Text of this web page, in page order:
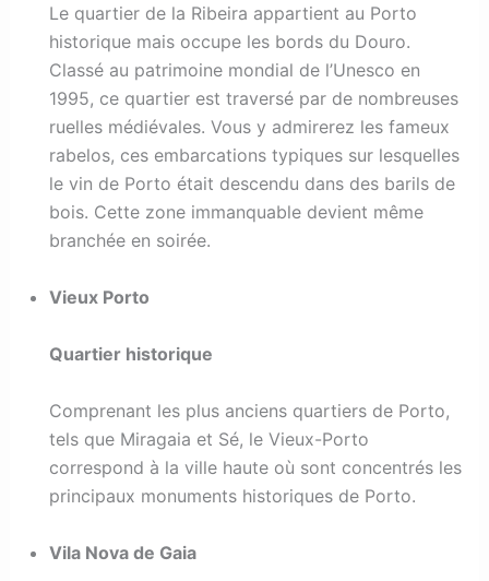
Le quartier de la Ribeira appartient au Porto
historique mais occupe les bords du Douro.
Classé au patrimoine mondial de l’Unesco en
1995, ce quartier est traversé par de nombreuses
ruelles médiévales. Vous y admirerez les fameux
rabelos, ces embarcations typiques sur lesquelles
le vin de Porto était descendu dans des barils de
bois. Cette zone immanquable devient même
branchée en soirée.
Vieux Porto
Quartier historique
Comprenant les plus anciens quartiers de Porto,
tels que Miragaia et Sé, le Vieux-Porto
correspond à la ville haute où sont concentrés les
principaux monuments historiques de Porto.
Vila Nova de Gaia